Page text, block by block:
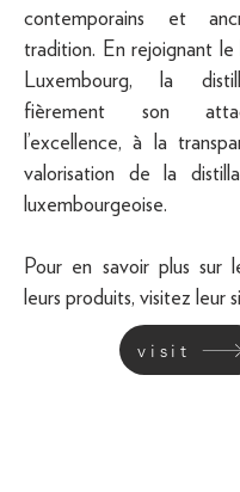
contemporains et
tradition. En rejoignant
Luxembourg, la
fièrement son
l’excellence, à la
valorisation de la
luxembourgeoise.
Pour en savoir plus sur
leurs produits, visitez leur
visit